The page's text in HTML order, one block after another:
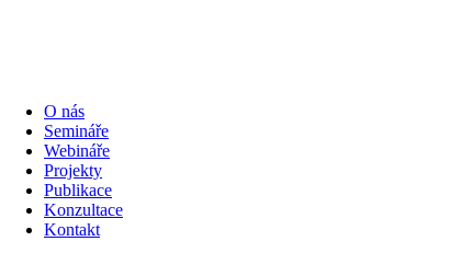
O nás
Semináře
Webináře
Projekty
Publikace
Konzultace
Kontakt